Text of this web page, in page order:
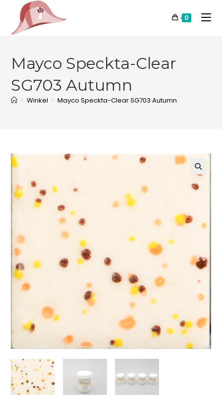
0
Mayco Speckta-Clear
SG703 Autumn
> Winkel > Mayco Speckta-Clear SG703 Autumn